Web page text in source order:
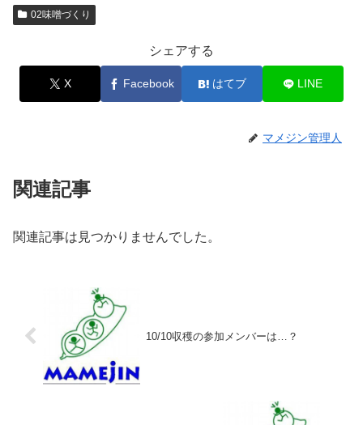
02味噌づくり
シェアする
X Facebook はてブ LINE
マメジン管理人
関連記事
関連記事は見つかりませんでした。
10/10収穫の参加メンバーは…？